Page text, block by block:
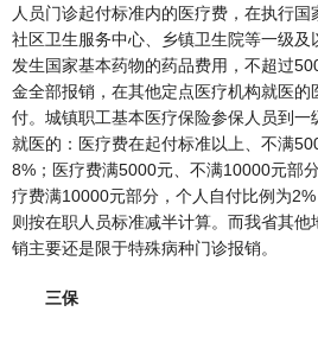
人员门诊起付标准内的医疗费，在执行
社区卫生服务中心、乡镇卫生院等一级
发生国家基本药物的药品费用，不超过
金全部报销，在其他定点医疗机构就医的
付。城镇职工基本医疗保险参保人员到
就医的：医疗费在起付标准以上、不满
8%；医疗费满5000元、不满10000元部
疗费满10000元部分，个人自付比例为
则按在职人员标准减半计算。而我省其
销主要还是限于特殊病种门诊报销。
三保